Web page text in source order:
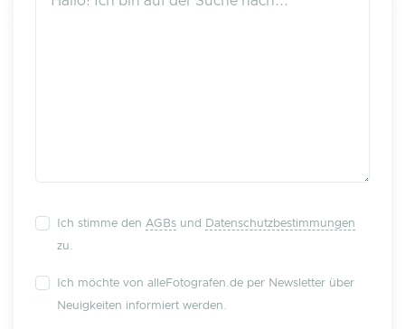
Ich stimme den AGBs und
Datenschutzbestimmungen
zu.
Ich möchte von alleFotografen.de per Newsletter über
Neuigkeiten informiert werden.